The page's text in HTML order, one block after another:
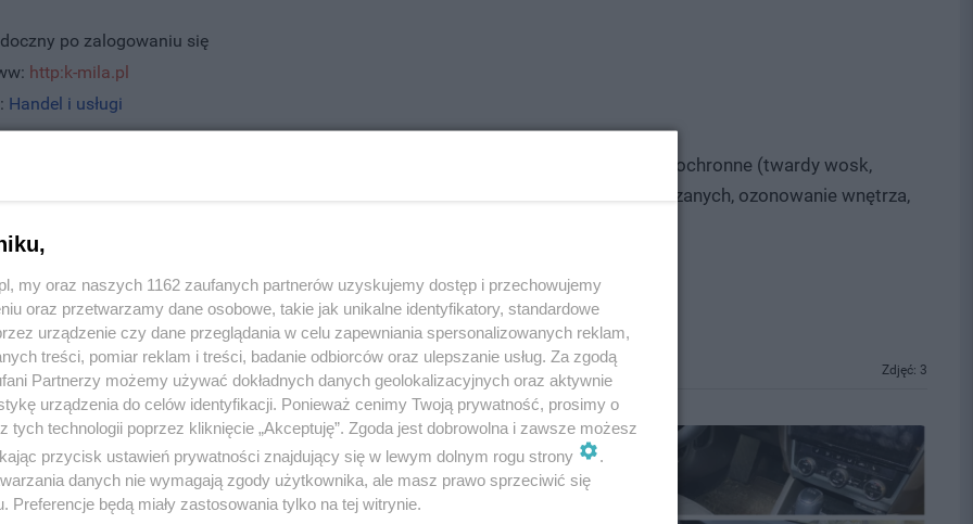
po zalogowaniu się
http:k-mila.pl
Handel i usługi
mycie ręczne przy użyciu pary, detailing, korekty lakieru (polerka), powłoki ochronne (twardy wosk,
powłoki hydrofobowe), pranie tapicerki, czyszczenie i impregnacja tapicerek skórzanych, ozonowanie wnętrza,
3202, wyświetleń: 1164
Zdjęć: 3
my oraz naszych 1162 zaufanych partnerów uzyskujemy dostęp i przechowujemy
oraz przetwarzamy dane osobowe, takie jak unikalne identyfikatory, standardowe
urządzenie czy dane przeglądania w celu zapewniania spersonalizowanych reklam,
treści, pomiar reklam i treści, badanie odbiorców oraz ulepszanie usług. Za zgodą
Partnerzy możemy używać dokładnych danych geolokalizacyjnych oraz aktywnie
urządzenia do celów identyfikacji. Ponieważ cenimy Twoją prywatność, prosimy o
tych technologii poprzez kliknięcie „Akceptuję”. Zgoda jest dobrowolna i zawsze możesz
przycisk ustawień prywatności znajdujący się w lewym dolnym rogu strony
.
danych nie wymagają zgody użytkownika, ale masz prawo sprzeciwić się
Preferencje będą miały zastosowania tylko na tej witrynie.